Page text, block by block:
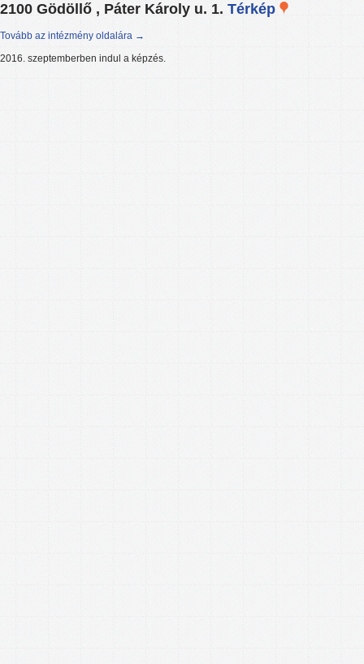
2100 Gödöllő , Páter Károly u. 1. Térkép
Tovább az intézmény oldalára →
2016. szeptemberben indul a képzés.